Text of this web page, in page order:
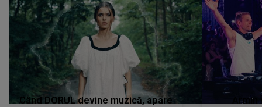
Când DORUL devine muzică, apare